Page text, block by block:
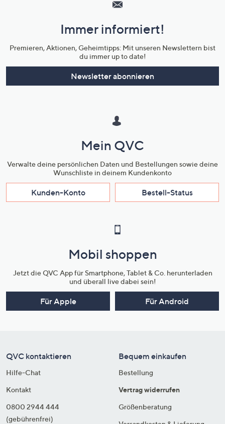
Unternehmensinformationen
Immer informiert!
Premieren, Aktionen, Geheimtipps: Mit unseren Newslettern bist
du immer up to date!
Newsletter abonnieren
Mein QVC
Verwalte deine persönlichen Daten und Bestellungen sowie deine
Wunschliste in deinem Kundenkonto
Kunden-Konto Bestell-Status
Mobil shoppen
Jetzt die QVC App für Smartphone, Tablet & Co. herunterladen
und überall live dabei sein!
Für Apple Für Android
QVC kontaktieren
Hilfe-Chat
Kontakt
0800 2944 444
(gebührenfrei)
Bequem einkaufen
Bestellung
Vertrag widerrufen
Größenberatung